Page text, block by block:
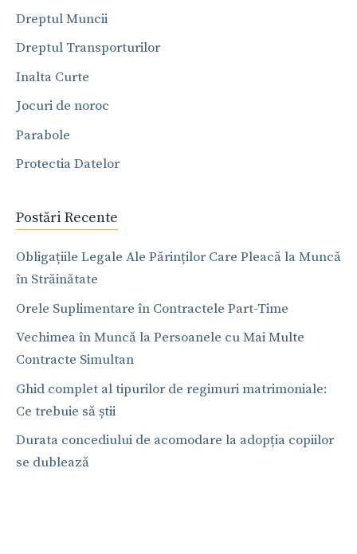
Dreptul Muncii
Dreptul Transporturilor
Inalta Curte
Jocuri de noroc
Parabole
Protectia Datelor
Postări Recente
Obligațiile Legale Ale Părinților Care Pleacă la Muncă
în Străinătate
Orele Suplimentare în Contractele Part-Time
Vechimea în Muncă la Persoanele cu Mai Multe
Contracte Simultan
Ghid complet al tipurilor de regimuri matrimoniale:
Ce trebuie să știi
Durata concediului de acomodare la adopția copiilor
se dublează